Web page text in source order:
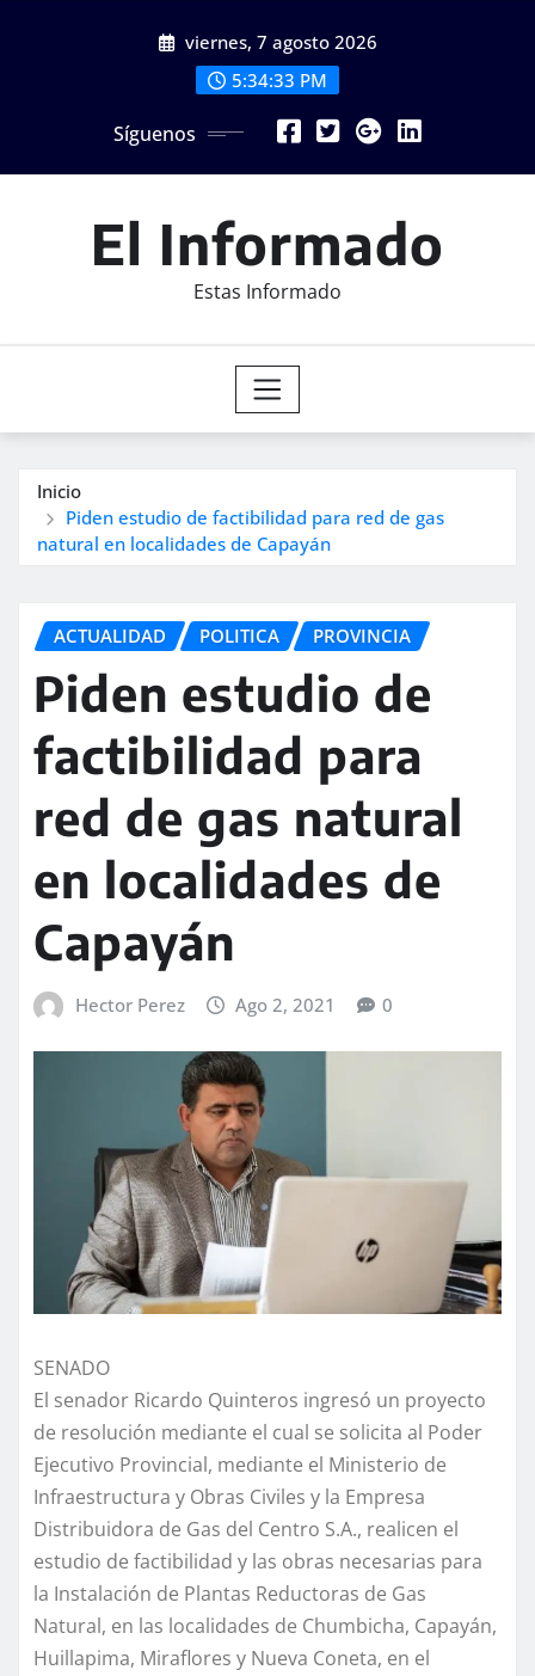
viernes, 7 agosto 2026
5:34:34 PM
Síguenos
El Informado
Estas Informado
Inicio
Piden estudio de factibilidad para red de gas
natural en localidades de Capayán
ACTUALIDAD POLITICA PROVINCIA
Piden estudio de
factibilidad para
red de gas natural
en localidades de
Capayán
Hector Perez Ago 2, 2021 0
SENADO
El senador Ricardo Quinteros ingresó un proyecto
de resolución mediante el cual se solicita al Poder
Ejecutivo Provincial, mediante el Ministerio de
Infraestructura y Obras Civiles y la Empresa
Distribuidora de Gas del Centro S.A., realicen el
estudio de factibilidad y las obras necesarias para
la Instalación de Plantas Reductoras de Gas
Natural, en las localidades de Chumbicha, Capayán,
Huillapima, Miraflores y Nueva Coneta, en el